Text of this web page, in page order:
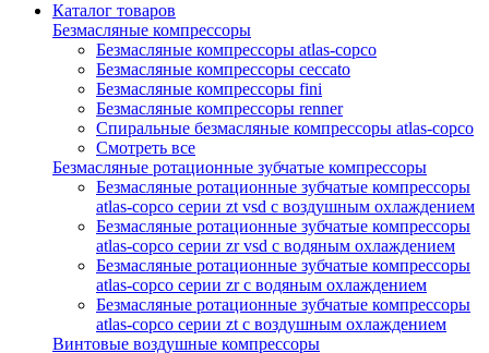
Каталог товаров
Безмасляные компрессоры
Безмасляные компрессоры atlas-copco
Безмасляные компрессоры ceccato
Безмасляные компрессоры fini
Безмасляные компрессоры renner
Спиральные безмасляные компрессоры atlas-copco
Смотреть все
Безмасляные ротационные зубчатые компрессоры
Безмасляные ротационные зубчатые компрессоры
atlas-copco серии zt vsd с воздушным охлаждением
Безмасляные ротационные зубчатые компрессоры
atlas-copco серии zr vsd с водяным охлаждением
Безмасляные ротационные зубчатые компрессоры
atlas-copco серии zr с водяным охлаждением
Безмасляные ротационные зубчатые компрессоры
atlas-copco серии zt с воздушным охлаждением
Винтовые воздушные компрессоры